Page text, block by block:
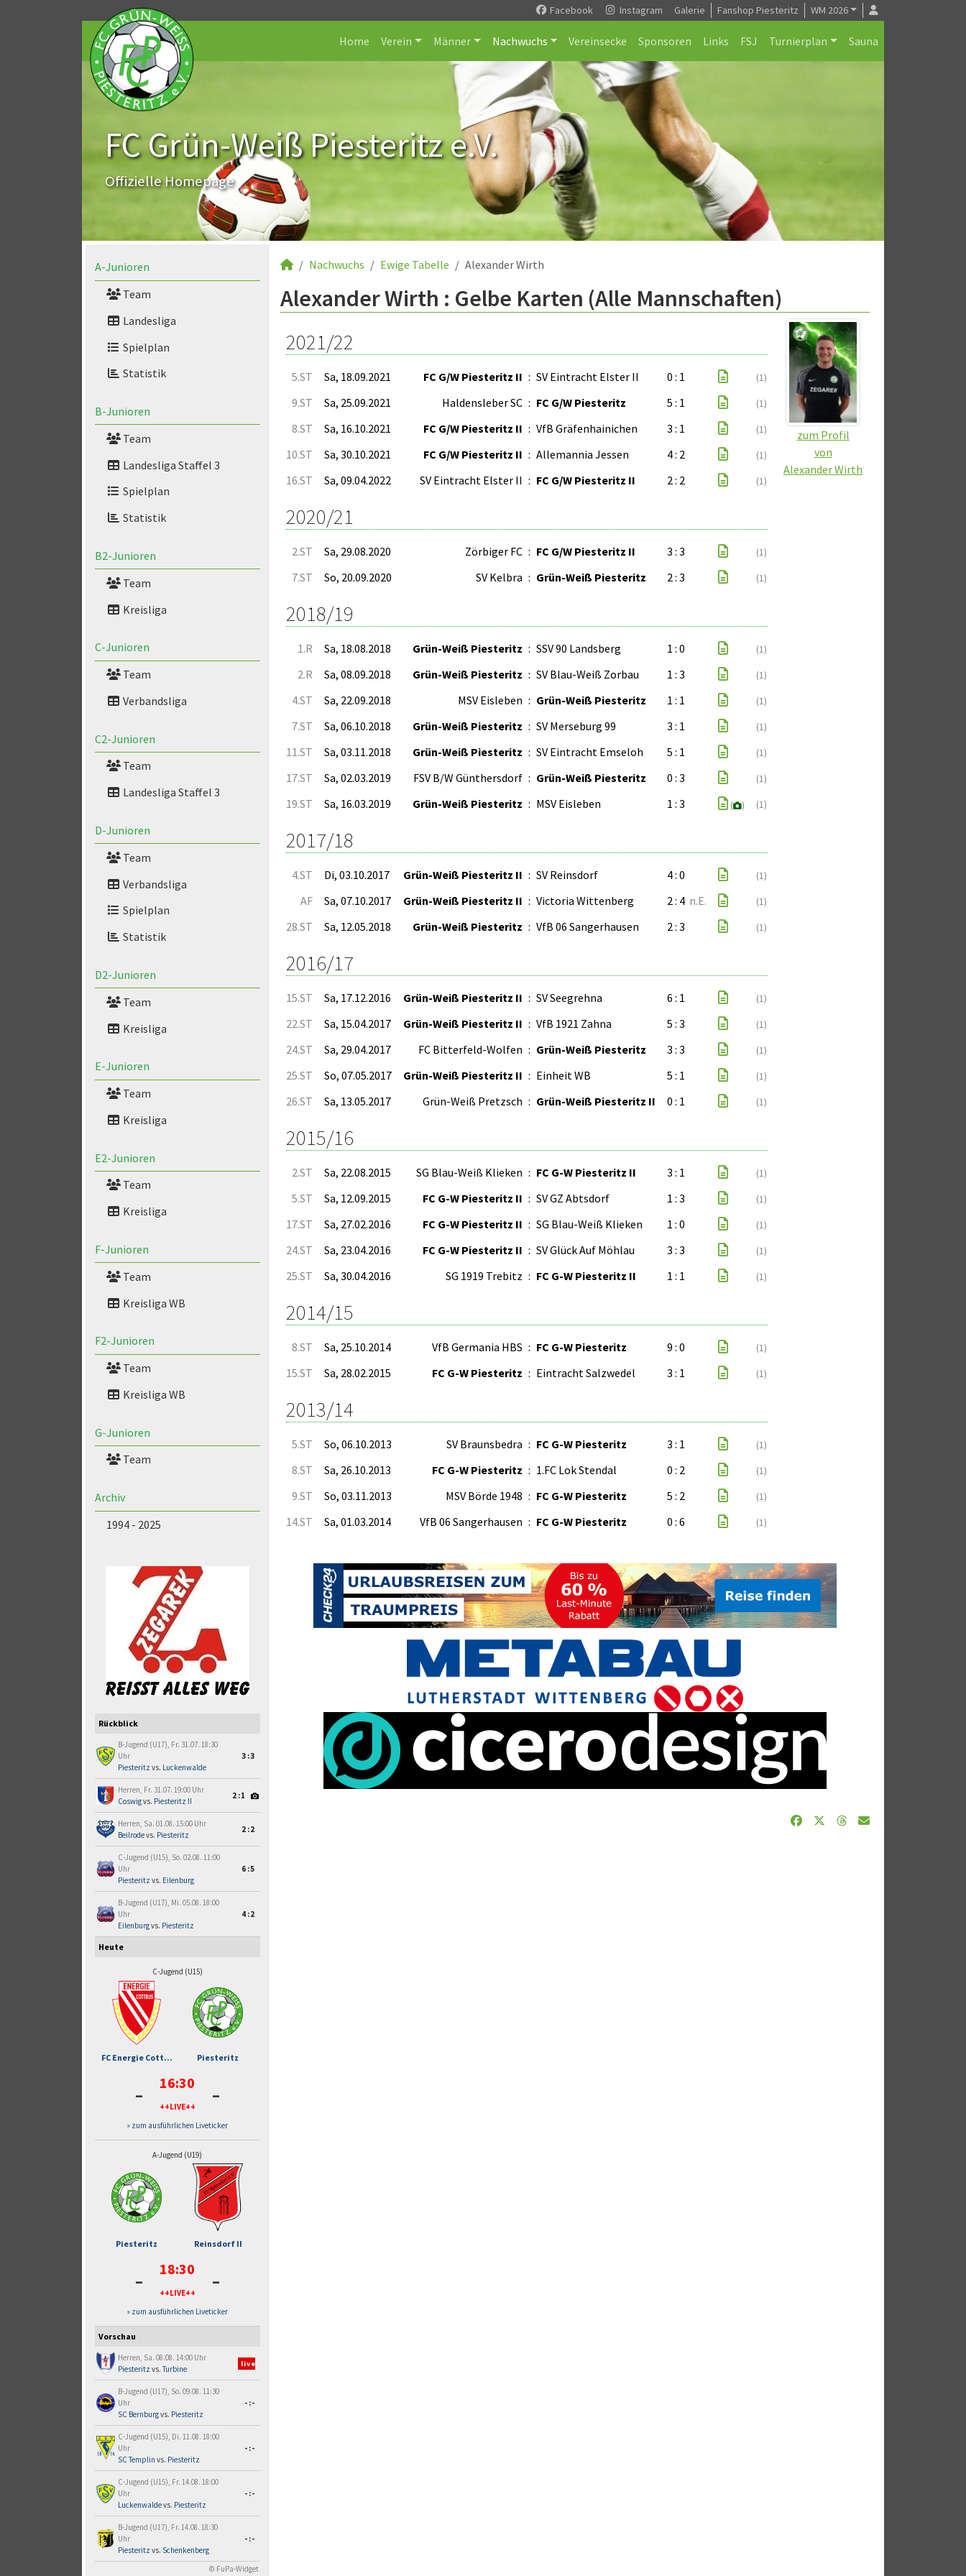
Facebook Instagram Galerie Fanshop Piesteritz WM 2026
Home Verein Männer Nachwuchs Vereinsecke Sponsoren Links FSJ Turnierplan Sauna
FC Grün-Weiß Piesteritz e.V.
Offizielle Homepage
A-Junioren
Team
Landesliga
Spielplan
Statistik
B-Junioren
Team
Landesliga Staffel 3
Spielplan
Statistik
B2-Junioren
Team
Kreisliga
C-Junioren
Team
Verbandsliga
C2-Junioren
Team
Landesliga Staffel 3
D-Junioren
Team
Verbandsliga
Spielplan
Statistik
D2-Junioren
Team
Kreisliga
E-Junioren
Team
Kreisliga
E2-Junioren
Team
Kreisliga
F-Junioren
Team
Kreisliga WB
F2-Junioren
Team
Kreisliga WB
G-Junioren
Team
Archiv
1994 - 2025
Rückblick
B-Jugend (U17), Fr. 31.07. 18:30
Uhr
Piesteritz vs. Luckenwalde
3:3
Herren, Fr. 31.07. 19:00 Uhr
Coswigvs. Piesteritz II
2:1
Herren, Sa. 01.08. 15:00 Uhr
Beilrodevs. Piesteritz
2:2
C-Jugend (U15), So. 02.08. 11:00
Uhr
Piesteritz vs. Eilenburg
6:5
B-Jugend (U17), Mi. 05.08. 18:00
Uhr
Eilenburgvs. Piesteritz
4:2
Heute
C-Jugend (U15)
FC Energie Cott... Piesteritz
- 16:30
++LIVE++ -
» zum ausführlichen Liveticker
A-Jugend (U19)
Piesteritz Reinsdorf II
- 18:30
++LIVE++ -
» zum ausführlichen Liveticker
Vorschau
Herren, Sa. 08.08. 14:00 Uhr
Piesteritz vs.Turbine
live
B-Jugend (U17), So. 09.08. 11:30
Uhr
SC Bernburgvs. Piesteritz
-:-
C-Jugend (U15), Di. 11.08. 18:00
Uhr
SC Templin vs. Piesteritz
-:-
C-Jugend (U15), Fr. 14.08. 18:00
Uhr
Luckenwaldevs. Piesteritz
-:-
B-Jugend (U17), Fr. 14.08. 18:30
Uhr
Piesteritz vs. Schenkenberg
-:-
© FuPa-Widget
Nachwuchs Ewige Tabelle Alexander Wirth
Alexander Wirth : Gelbe Karten (Alle Mannschaften)
zum Profil
von
Alexander Wirth
2021/22
5.ST Sa, 18.09.2021 FC G/W Piesteritz II : SV Eintracht Elster II 0 : 1 (1)
9.ST Sa, 25.09.2021 Haldensleber SC : FC G/W Piesteritz 5 : 1 (1)
8.ST Sa, 16.10.2021 FC G/W Piesteritz II : VfB Gräfenhainichen 3 : 1 (1)
10.ST Sa, 30.10.2021 FC G/W Piesteritz II : Allemannia Jessen 4 : 2 (1)
16.ST Sa, 09.04.2022 SV Eintracht Elster II : FC G/W Piesteritz II 2 : 2 (1)
2020/21
2.ST Sa, 29.08.2020 Zörbiger FC : FC G/W Piesteritz II 3 : 3 (1)
7.ST So, 20.09.2020 SV Kelbra : Grün-Weiß Piesteritz 2 : 3 (1)
2018/19
1.R Sa, 18.08.2018 Grün-Weiß Piesteritz : SSV 90 Landsberg 1 : 0 (1)
2.R Sa, 08.09.2018 Grün-Weiß Piesteritz : SV Blau-Weiß Zorbau 1 : 3 (1)
4.ST Sa, 22.09.2018 MSV Eisleben : Grün-Weiß Piesteritz 1 : 1 (1)
7.ST Sa, 06.10.2018 Grün-Weiß Piesteritz : SV Merseburg 99 3 : 1 (1)
11.ST Sa, 03.11.2018 Grün-Weiß Piesteritz : SV Eintracht Emseloh 5 : 1 (1)
17.ST Sa, 02.03.2019 FSV B/W Günthersdorf : Grün-Weiß Piesteritz 0 : 3 (1)
19.ST Sa, 16.03.2019 Grün-Weiß Piesteritz : MSV Eisleben 1 : 3 ( ) (1)
2017/18
4.ST Di, 03.10.2017 Grün-Weiß Piesteritz II : SV Reinsdorf 4 : 0 (1)
AF Sa, 07.10.2017 Grün-Weiß Piesteritz II : Victoria Wittenberg 2 : 4 n.E. (1)
28.ST Sa, 12.05.2018 Grün-Weiß Piesteritz : VfB 06 Sangerhausen 2 : 3 (1)
2016/17
15.ST Sa, 17.12.2016 Grün-Weiß Piesteritz II : SV Seegrehna 6 : 1 (1)
22.ST Sa, 15.04.2017 Grün-Weiß Piesteritz II : VfB 1921 Zahna 5 : 3 (1)
24.ST Sa, 29.04.2017 FC Bitterfeld-Wolfen : Grün-Weiß Piesteritz 3 : 3 (1)
25.ST So, 07.05.2017 Grün-Weiß Piesteritz II : Einheit WB 5 : 1 (1)
26.ST Sa, 13.05.2017 Grün-Weiß Pretzsch : Grün-Weiß Piesteritz II 0 : 1 (1)
2015/16
2.ST Sa, 22.08.2015 SG Blau-Weiß Klieken : FC G-W Piesteritz II 3 : 1 (1)
5.ST Sa, 12.09.2015 FC G-W Piesteritz II : SV GZ Abtsdorf 1 : 3 (1)
17.ST Sa, 27.02.2016 FC G-W Piesteritz II : SG Blau-Weiß Klieken 1 : 0 (1)
24.ST Sa, 23.04.2016 FC G-W Piesteritz II : SV Glück Auf Möhlau 3 : 3 (1)
25.ST Sa, 30.04.2016 SG 1919 Trebitz : FC G-W Piesteritz II 1 : 1 (1)
2014/15
8.ST Sa, 25.10.2014 VfB Germania HBS : FC G-W Piesteritz 9 : 0 (1)
15.ST Sa, 28.02.2015 FC G-W Piesteritz : Eintracht Salzwedel 3 : 1 (1)
2013/14
5.ST So, 06.10.2013 SV Braunsbedra : FC G-W Piesteritz 3 : 1 (1)
8.ST Sa, 26.10.2013 FC G-W Piesteritz : 1.FC Lok Stendal 0 : 2 (1)
9.ST So, 03.11.2013 MSV Börde 1948 : FC G-W Piesteritz 5 : 2 (1)
14.ST Sa, 01.03.2014 VfB 06 Sangerhausen : FC G-W Piesteritz 0 : 6 (1)